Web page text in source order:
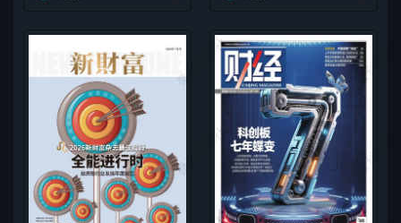
微刊杂志社
微刊杂
微刊杂志社
微刊杂